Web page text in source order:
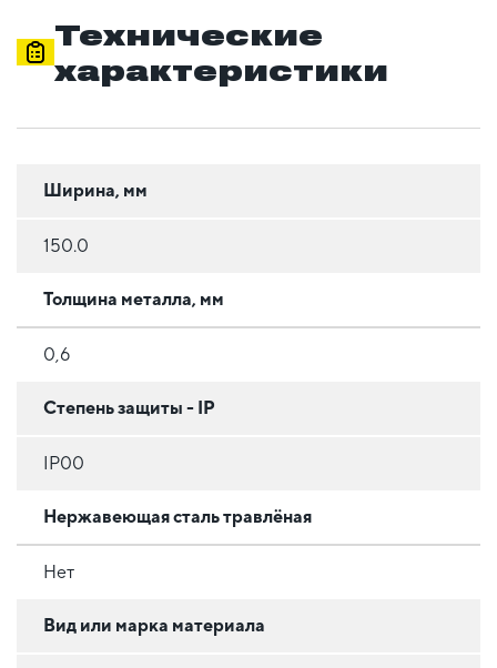
Технические
характеристики
Ширина, мм
150.0
Толщина металла, мм
0,6
Степень защиты - IP
IP00
Нержавеющая сталь травлёная
Нет
Вид или марка материала